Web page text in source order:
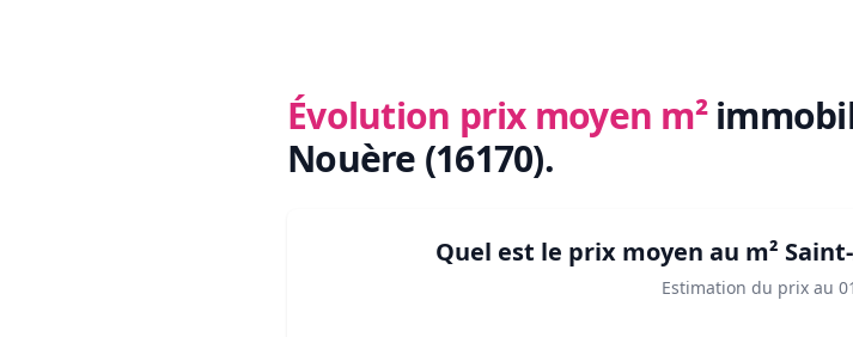
Évolution prix moyen m²
Nouère (16170).
Quel est le prix moyen au m²
Estimation du prix au